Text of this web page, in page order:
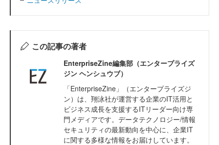
この記事の著者
EnterpriseZine編集部（エンタープライズ
ジン ヘンシュウブ）
「EnterpriseZine」（エンタープライズジ
ン）は、翔泳社が運営する企業のIT活用と
ビジネス成長を支援するITリーダー向け専
門メディアです。データテクノロジー/情報
セキュリティの最新動向を中心に、企業IT
に関する多様な情報をお届けしています。